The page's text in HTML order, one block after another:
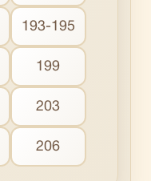
193-195
199
203
206